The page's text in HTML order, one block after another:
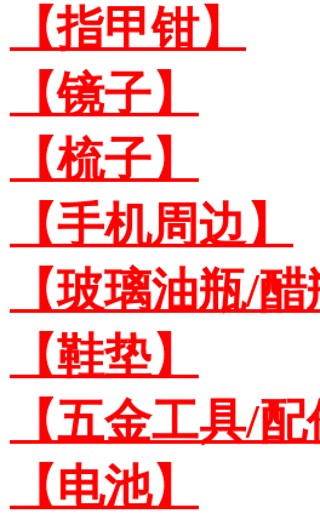
【指甲钳】
【镜子】
【梳子】
【手机周边】
【玻璃油瓶/
【鞋垫】
【五金工具/配
【电池】